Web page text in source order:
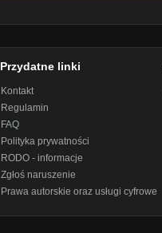
Przydatne linki
Kontakt
Regulamin
FAQ
Polityka prywatności
RODO - informacje
Zgłoś naruszenie
Prawa autorskie oraz usługi cyfrowe